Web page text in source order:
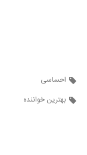
احساسی
بهترین خواننده